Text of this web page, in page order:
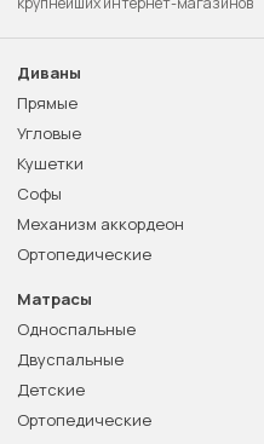
Диваны
Прямые
Угловые
Кушетки
Софы
Механизм аккордеон
Ортопедические
Матрасы
Односпальные
Двуспальные
Детские
Ортопедические